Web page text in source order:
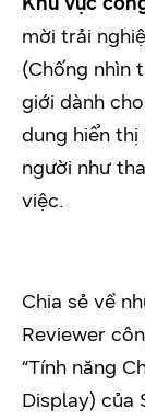
mời trải
(Chống nhìn
giới dành
dung hiển
người như
việc.
Chia sẻ về
Reviewer
“Tính năng
Display) của